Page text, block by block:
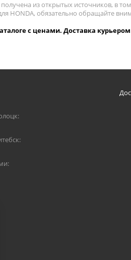
из открытых источников, в
HONDA, обязательно обращайте
с ценами. Доставка курьером